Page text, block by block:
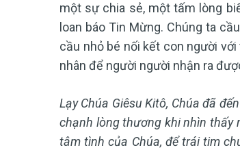
một sự chia sẻ, một tấm lòng
loan báo Tin Mừng. Chúng ta
cầu nhỏ bé nối kết con người
nhân để người người nhận ra
Lạy Chúa Giêsu Kitô, Chúa đã
chạnh lòng thương khi nhìn thấy
tâm tình của Chúa, để trái tim